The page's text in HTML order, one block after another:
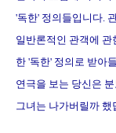
'독한' 정의들입니다.
일반론적인 관객에
한 '독한' 정의로 받아
연극을 보는 당신은
그녀는 나가버릴까 했